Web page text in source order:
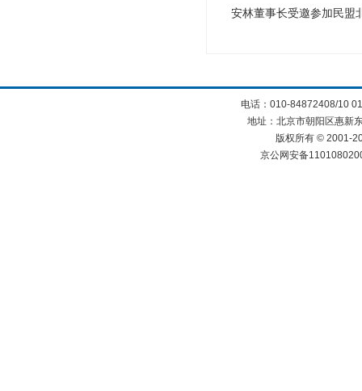
安林董事长受邀参加民盟
电话：010-84872408/10
地址：北京市朝阳区惠新
版权所有 © 2001-
京公网安备